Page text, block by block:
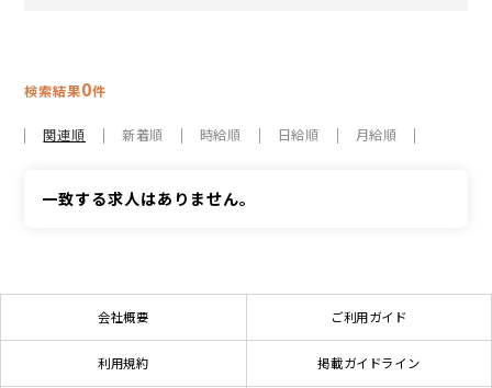
検索結果0件
関連順 新着順 時給順 日給順 月給順
一致する求人はありません。
会社概要 ご利用ガイド
利用規約 掲載ガイドライン